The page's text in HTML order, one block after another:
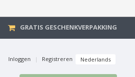
GRATIS GESCHENKVERPAKKING
Inloggen | Registreren Nederlands